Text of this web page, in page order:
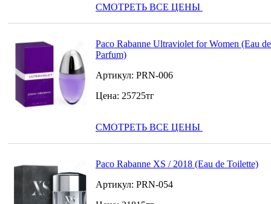
СМОТРЕТЬ ВСЕ ЦЕНЫ
Paco Rabanne Ultraviolet for Women (Eau de
Parfum)
Артикул: PRN-006
Цена: 25725тг
СМОТРЕТЬ ВСЕ ЦЕНЫ
Paco Rabanne XS / 2018 (Eau de Toilette)
Артикул: PRN-054